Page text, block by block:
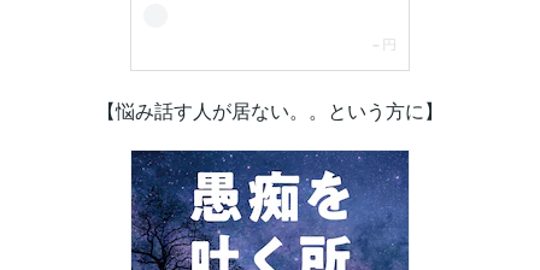
【悩み話す人が居ない。。という方に】